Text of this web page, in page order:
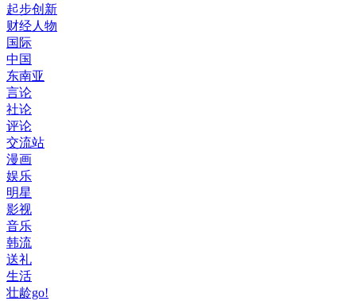
起步创新
财经人物
国际
中国
东南亚
言论
社论
评论
交流站
漫画
娱乐
明星
影视
音乐
韩流
送礼
生活
壮龄go!